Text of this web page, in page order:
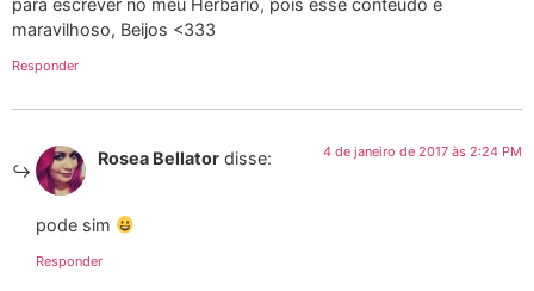
para escrever no meu Herbário, pois esse conteúdo é
maravilhoso, Beijos <333
Responder
Rosea Bellator disse: 4 de janeiro de 2017 às 2:24 PM
pode sim
Responder